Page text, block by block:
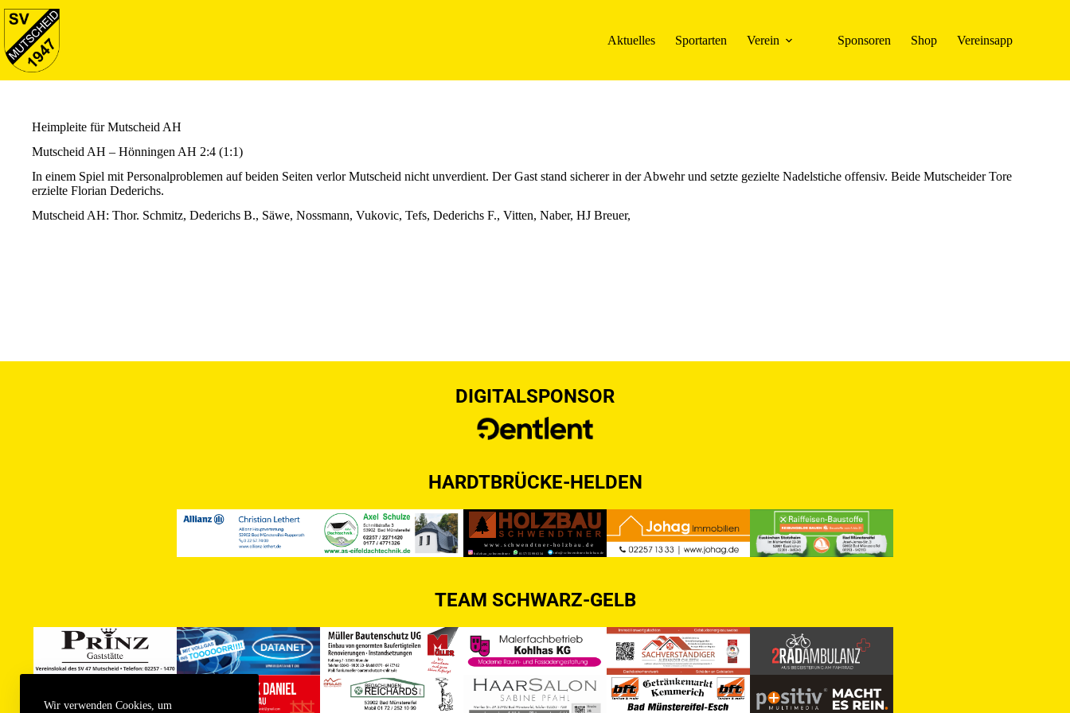
Wir verwenden Cookies, um
Aktuelles Sportarten Verein Sponsoren Shop Vereinsapp
Heimpleite für Mutscheid AH
Mutscheid AH – Hönningen AH 2:4 (1:1)
In einem Spiel mit Personalproblemen auf beiden Seiten verlor Mutscheid nicht unverdient. Der Gast stand sicherer in der Abwehr und setzte gezielte Nadelstiche offensiv. Beide Mutscheider Tore
erzielte Florian Dederichs.
Mutscheid AH: Thor. Schmitz, Dederichs B., Säwe, Nossmann, Vukovic, Tefs, Dederichs F., Vitten, Naber, HJ Breuer,
DIGITALSPONSOR
HARDTBRÜCKE-HELDEN
TEAM SCHWARZ-GELB